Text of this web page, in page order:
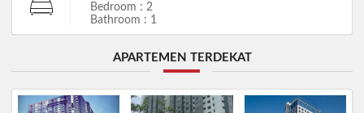
Bedroom : 2
Bathroom : 1
APARTEMEN TERDEKAT